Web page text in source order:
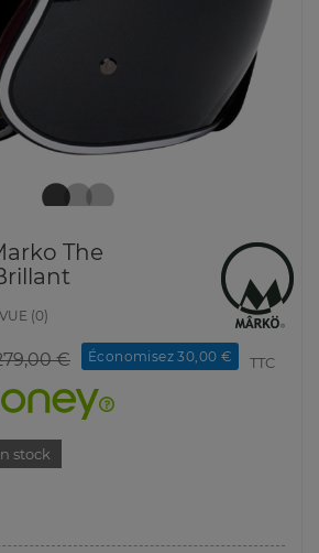
The
(0)
€ Économisez 30,00 € TTC
stock